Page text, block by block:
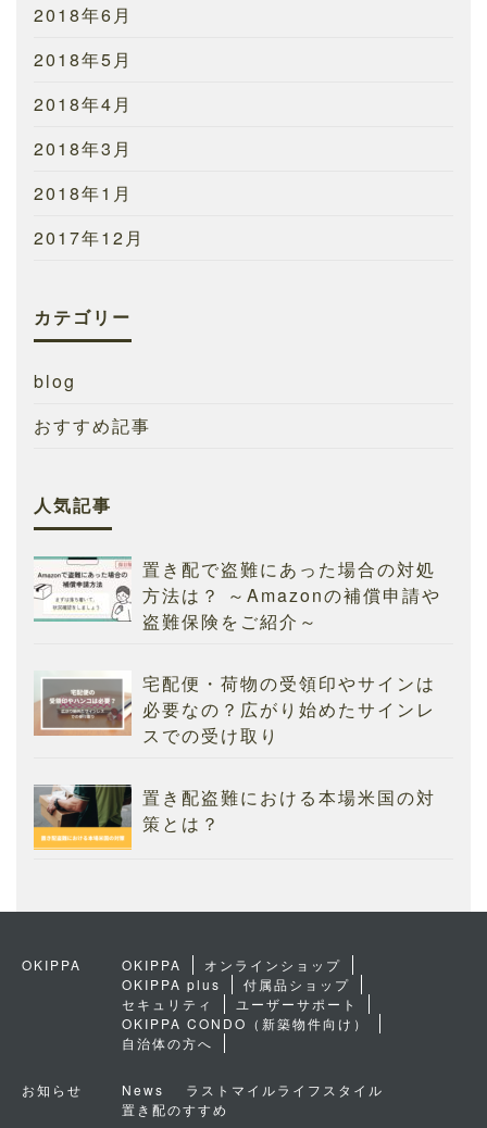
2018年6月
2018年5月
2018年4月
2018年3月
2018年1月
2017年12月
カテゴリー
blog
おすすめ記事
人気記事
置き配で盗難にあった場合の対処
方法は？ ～Amazonの補償申請や
盗難保険をご紹介～
宅配便・荷物の受領印やサインは
必要なの？広がり始めたサインレ
スでの受け取り
置き配盗難における本場米国の対
策とは？
OKIPPA OKIPPA
オンラインショップ
OKIPPA plus
付属品ショップ
セキュリティ
ユーザーサポート
OKIPPA CONDO（新築物件向け）
自治体の方へ
お知らせ News
ラストマイルライフスタイル
置き配のすすめ